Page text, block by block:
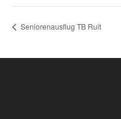
Seniorenausflug TB Ruit